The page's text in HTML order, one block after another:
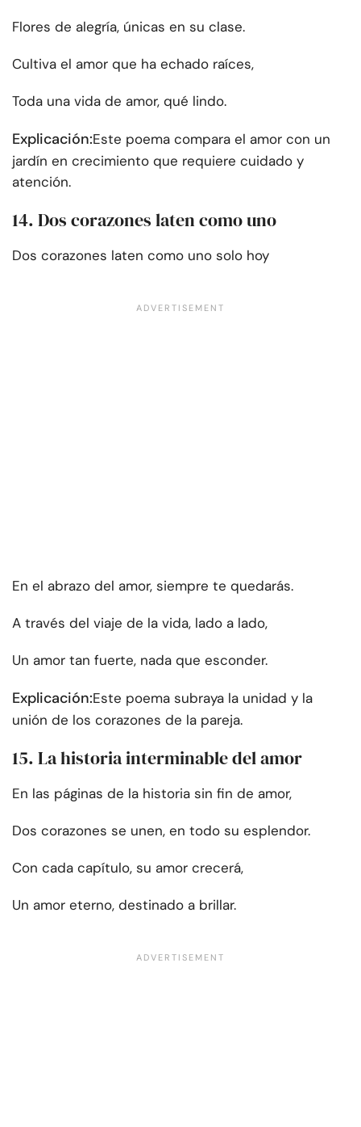
Flores de alegría, únicas en su clase.
Cultiva el amor que ha echado raíces,
Toda una vida de amor, qué lindo.
Explicación:Este poema compara el amor con un
jardín en crecimiento que requiere cuidado y
atención.
14. Dos corazones laten como uno
Dos corazones laten como uno solo hoy
En el abrazo del amor, siempre te quedarás.
A través del viaje de la vida, lado a lado,
Un amor tan fuerte, nada que esconder.
Explicación:Este poema subraya la unidad y la
unión de los corazones de la pareja.
15. La historia interminable del amor
En las páginas de la historia sin fin de amor,
Dos corazones se unen, en todo su esplendor.
Con cada capítulo, su amor crecerá,
Un amor eterno, destinado a brillar.